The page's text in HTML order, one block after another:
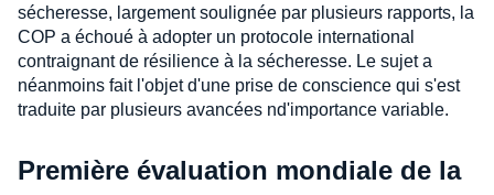
sécheresse, largement soulignée par plusieurs rapports, la
COP a échoué à adopter un protocole international
contraignant de résilience à la sécheresse. Le sujet a
néanmoins fait l'objet d'une prise de conscience qui s'est
traduite par plusieurs avancées nd'importance variable.
Première évaluation mondiale de la